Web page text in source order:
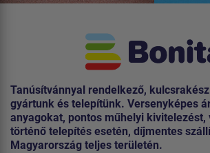
Tanúsítvánnyal rendelkező,
gyártunk és telepítünk. Versenyképes
anyagokat, pontos műhelyi
történő telepítés esetén, díjmentes
Magyarország teljes területén.